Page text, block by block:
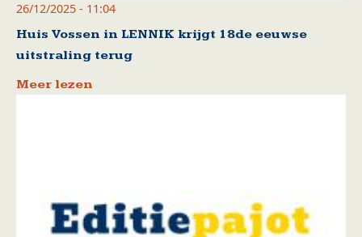
26/12/2025 - 11:04
Huis Vossen in LENNIK krijgt 18de eeuwse
uitstraling terug
Meer lezen